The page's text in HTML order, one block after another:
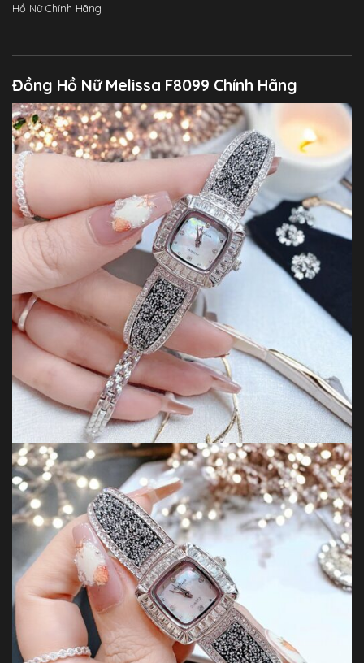
Hồ Nữ Chính Hãng
Đồng Hồ Nữ Melissa F8099 Chính Hãng